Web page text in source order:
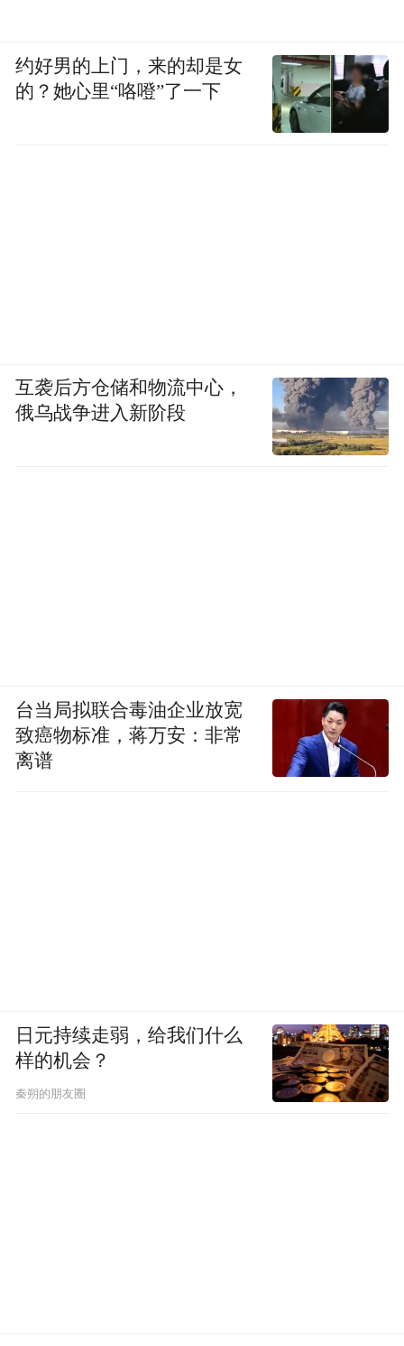
约好男的上门，来的却是女
的？她心里“咯噔”了一下
互袭后方仓储和物流中心，
俄乌战争进入新阶段
台当局拟联合毒油企业放宽
致癌物标准，蒋万安：非常
离谱
日元持续走弱，给我们什么
样的机会？
秦朔的朋友圈